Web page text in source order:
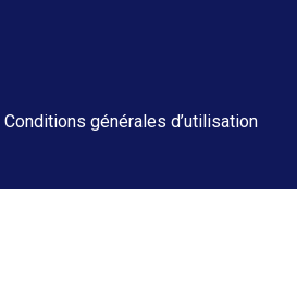
Conditions générales d’utilisation